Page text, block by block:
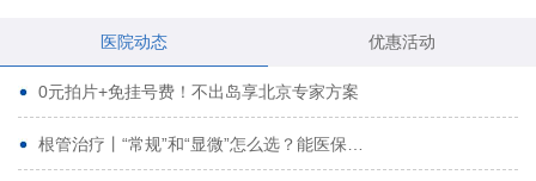
医院动态 优惠活动
0元拍片+免挂号费！不出岛享北京专家方案
根管治疗丨“常规”和“显微”怎么选？能医保…